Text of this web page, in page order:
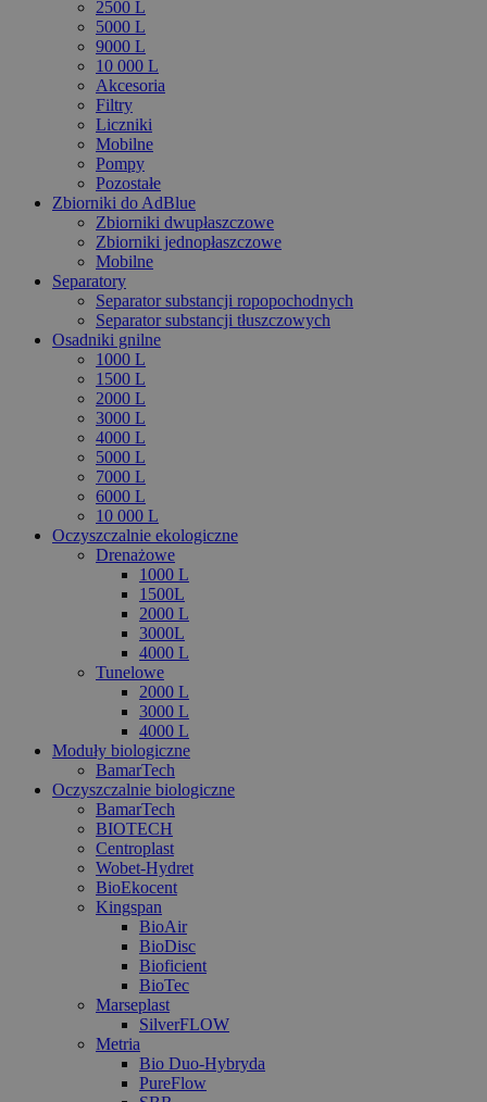
2500 L
5000 L
9000 L
10 000 L
Akcesoria
Filtry
Liczniki
Mobilne
Pompy
Pozostałe
Zbiorniki do AdBlue
Zbiorniki dwupłaszczowe
Zbiorniki jednopłaszczowe
Mobilne
Separatory
Separator substancji ropopochodnych
Separator substancji tłuszczowych
Osadniki gnilne
1000 L
1500 L
2000 L
3000 L
4000 L
5000 L
7000 L
6000 L
10 000 L
Oczyszczalnie ekologiczne
Drenażowe
1000 L
1500L
2000 L
3000L
4000 L
Tunelowe
2000 L
3000 L
4000 L
Moduły biologiczne
BamarTech
Oczyszczalnie biologiczne
BamarTech
BIOTECH
Centroplast
Wobet-Hydret
BioEkocent
Kingspan
BioAir
BioDisc
Bioficient
BioTec
Marseplast
SilverFLOW
Metria
Bio Duo-Hybryda
PureFlow